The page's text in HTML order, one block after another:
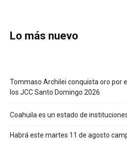
Lo más nuevo
Tommaso Archilei conquista oro por
los JCC Santo Domingo 2026
Coahuila es un estado de
Habrá este martes 11 de agosto